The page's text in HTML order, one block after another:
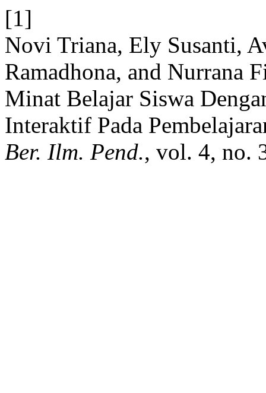
[1]
Novi Triana, Ely Susanti,
Ramadhona, and Nurrana
Minat Belajar Siswa
Interaktif Pada
Ber. Ilm. Pend., vol. 4, no.